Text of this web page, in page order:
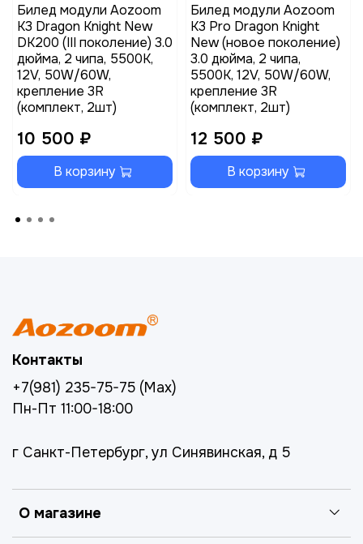
Билед модули Aozoom
K3 Dragon Knight New
DK200 (III поколение) 3.0
дюйма, 2 чипа, 5500K,
12V, 50W/60W,
крепление 3R
(комплект, 2шт)
10 500 ₽
В корзину
Билед модули Aozoom
K3 Pro Dragon Knight
New (новое поколение)
3.0 дюйма, 2 чипа,
5500K, 12V, 50W/60W,
крепление 3R
(комплект, 2шт)
12 500 ₽
В корзину
О магазине
Контакты
+7(981) 235-75-75 (Max)
Пн-Пт 11:00-18:00
г Санкт-Петербург, ул Синявинская, д 5